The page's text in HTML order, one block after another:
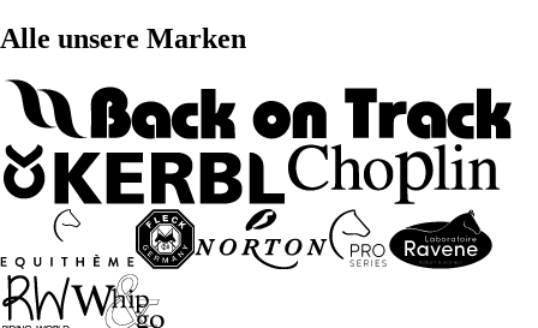
Alle unsere Marken